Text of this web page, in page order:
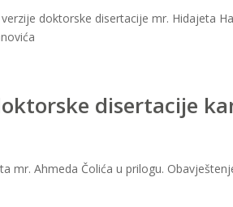
doktorske disertacije mr. Hidajeta
disertacije
mr. Ahmeda Čolića u prilogu.